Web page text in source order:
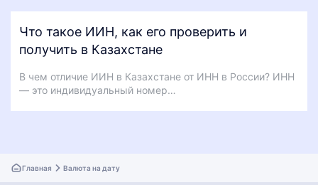
Что такое ИИН, как его проверить и
получить в Казахстане
В чем отличие ИИН в Казахстане от ИНН в России? ИНН
— это индивидуальный номер…
Главная Валюта на дату